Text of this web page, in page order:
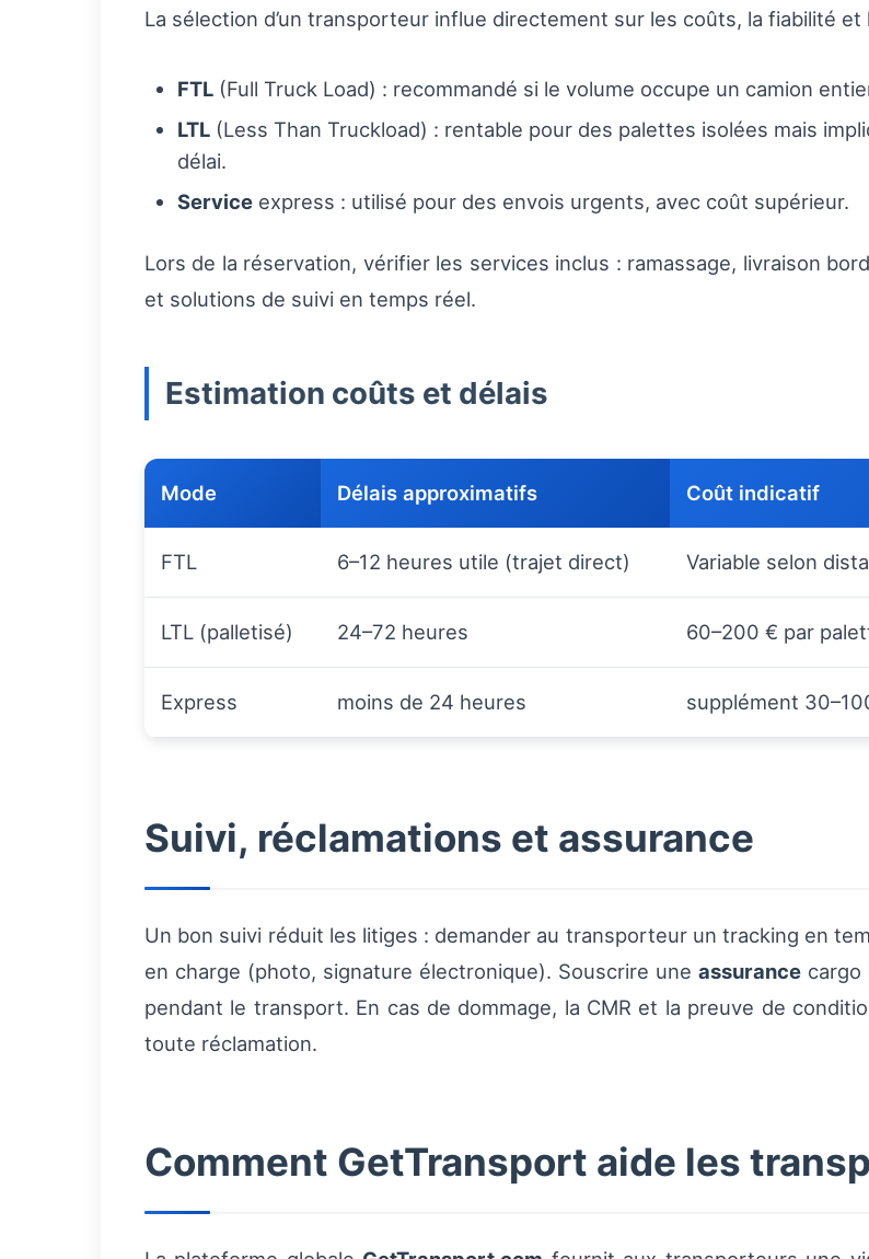
La sélection d’un transporteur influe directement sur les coûts, la fiabilité
FTL (Full Truck Load) : recommandé si le volume occupe un camion
LTL (Less Than Truckload) : rentable pour des palettes isolées mais
délai.
Service express : utilisé pour des envois urgents, avec coût supérieur.
Lors de la réservation, vérifier les services inclus : ramassage, livraison
et solutions de suivi en temps réel.
Estimation coûts et délais
Mode Délais approximatifs Coût indicatif
FTL 6–12 heures utile (trajet direct) Variable selon
LTL (palletisé) 24–72 heures 60–200 € par
Express moins de 24 heures supplément
Suivi, réclamations et assurance
Un bon suivi réduit les litiges : demander au transporteur un tracking en
en charge (photo, signature électronique). Souscrire une assurance cargo
pendant le transport. En cas de dommage, la CMR et la preuve de
toute réclamation.
Comment GetTransport aide les